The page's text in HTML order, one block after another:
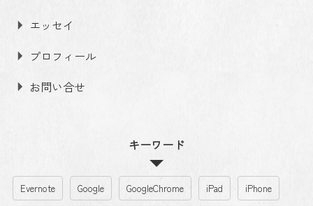
エッセイ
プロフィール
お問い合せ
キーワード
Evernote Google GoogleChrome iPad iPhone